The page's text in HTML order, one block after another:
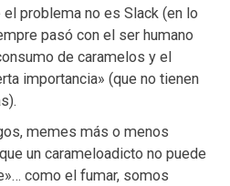
problema no es Slack (en lo
pasó con el ser humano
de caramelos y el
importancia» (que no tienen
memes más o menos
un carameloadicto no puede
como el fumar, somos